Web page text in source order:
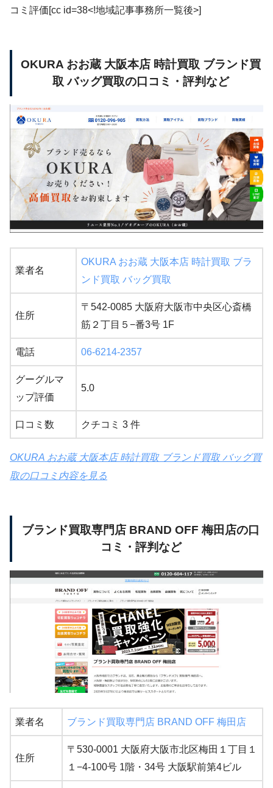
コミ評価[cc id=38<!地域記事事務所一覧後>]
OKURA おお蔵 大阪本店 時計買取 ブランド買
取 バッグ買取の口コミ・評判など
業者名
OKURA おお蔵 大阪本店 時計買取 ブラ
ンド買取 バッグ買取
住所
〒542-0085 大阪府大阪市中央区心斎橋
筋２丁目５−番3号 1F
電話 06-6214-2357
グーグルマ
ップ評価
5.0
口コミ数 クチコミ 3 件
OKURA おお蔵 大阪本店 時計買取 ブランド買取 バッグ買
取の口コミ内容を見る
ブランド買取専門店 BRAND OFF 梅田店の口
コミ・評判など
業者名 ブランド買取専門店 BRAND OFF 梅田店
住所
〒530-0001 大阪府大阪市北区梅田１丁目１
１−4-100号 1階・34号 大阪駅前第4ビル